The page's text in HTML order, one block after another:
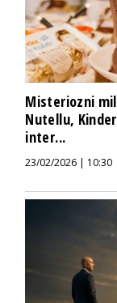
Misteriozni
Nutellu,
inter...
23/02/2026 | 10:30